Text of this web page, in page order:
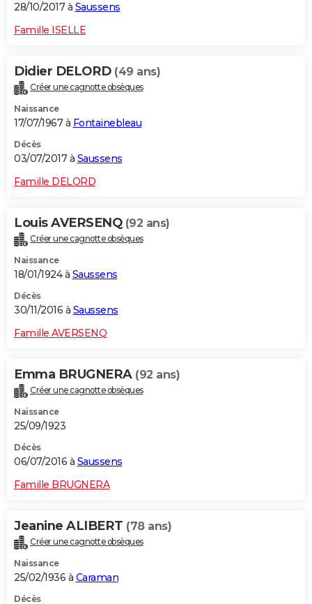
28/10/2017 à Saussens
Famille ISELLE
Didier DELORD (49 ans)
Créer une cagnotte obsèques
Naissance
17/07/1967 à Fontainebleau
Décès
03/07/2017 à Saussens
Famille DELORD
Louis AVERSENQ (92 ans)
Créer une cagnotte obsèques
Naissance
18/01/1924 à Saussens
Décès
30/11/2016 à Saussens
Famille AVERSENQ
Emma BRUGNERA (92 ans)
Créer une cagnotte obsèques
Naissance
25/09/1923
Décès
06/07/2016 à Saussens
Famille BRUGNERA
Jeanine ALIBERT (78 ans)
Créer une cagnotte obsèques
Naissance
25/02/1936 à Caraman
Décès